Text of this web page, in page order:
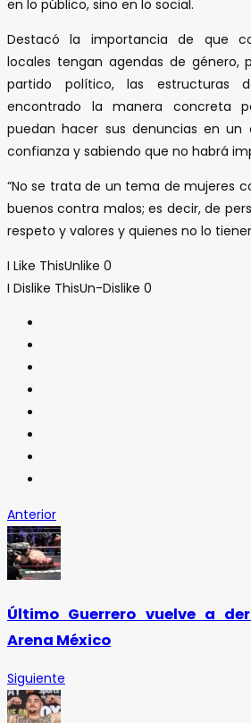
en lo público, sino en lo social.
Destacó la importancia de que
locales tengan agendas de género,
partido político, las estructuras
encontrado la manera concreta
puedan hacer sus denuncias en un
confianza y sabiendo que no habrá
“No se trata de un tema de mujeres
buenos contra malos; es decir, de
respeto y valores y quienes no lo
I Like ThisUnlike 0
I Dislike ThisUn-Dislike 0
Anterior
Último Guerrero vuelve a
Arena México
Siguiente